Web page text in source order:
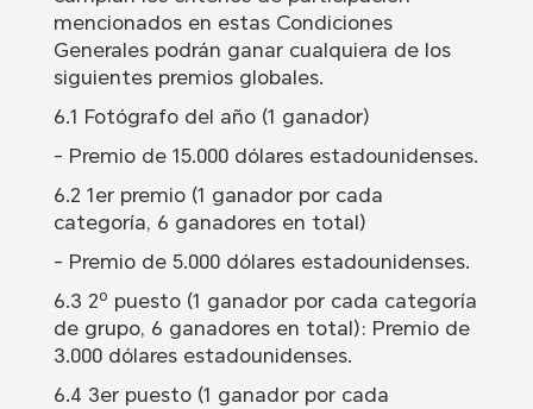
mencionados en estas Condiciones
Generales podrán ganar cualquiera de los
siguientes premios globales.
6.1 Fotógrafo del año (1 ganador)
- Premio de 15.000 dólares estadounidenses.
6.2 1er premio (1 ganador por cada
categoría, 6 ganadores en total)
- Premio de 5.000 dólares estadounidenses.
6.3 2º puesto (1 ganador por cada categoría
de grupo, 6 ganadores en total): Premio de
3.000 dólares estadounidenses.
6.4 3er puesto (1 ganador por cada